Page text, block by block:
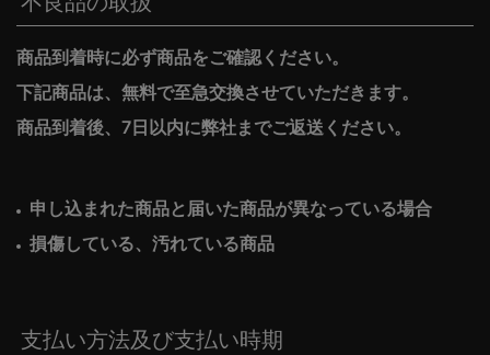
商品到着時に必ず商品をご確認ください。
下記商品は、無料で至急交換させていただきます。
商品到着後、7日以内に弊社までご返送ください。
申し込まれた商品と届いた商品が異なっている場合
損傷している、汚れている商品
支払い方法及び支払い時期